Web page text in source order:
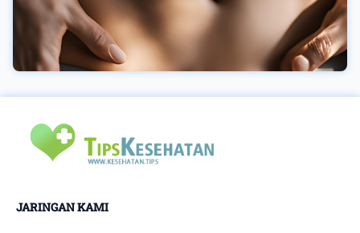
hangatnya pun ikut melegakan saluran hidung
dengan cepat. Langkah membuatnya cukup
gampang, jeruk lemon atau jeruk nipis di peras
lantas di ambil airnya serta campur pada satu
gelas minuman hangat. Berikan madu semacam
dikonsumsi untuk mengobati hidung mampet.
Supaya terlepas dari hidung mampet, jadi
terlebih yang memiliki kandungan vitamin C,
JARINGAN KAMI